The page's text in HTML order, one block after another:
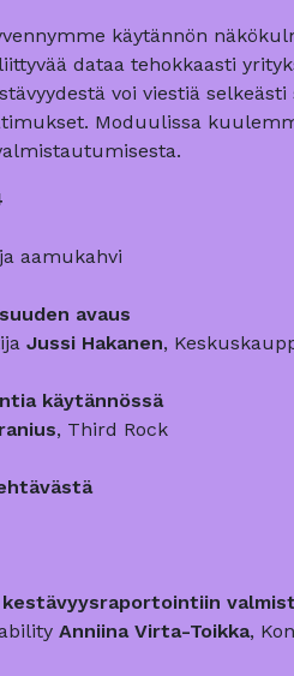
käytännön
dataa tehokkaasti
voi viestiä
Moduulissa
aamukahvi
avaus
Jussi Hakanen,
käytännössä
, Third Rock
Anniina Virta-Toikka,